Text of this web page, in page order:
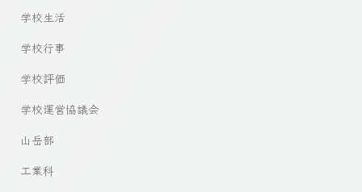
学校生活
学校行事
学校評価
学校運営協議会
山岳部
工業科